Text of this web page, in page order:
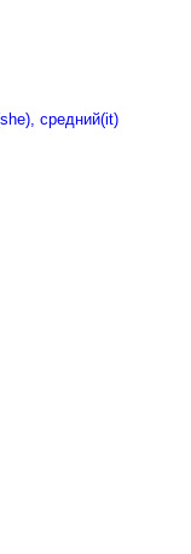
средний(it)